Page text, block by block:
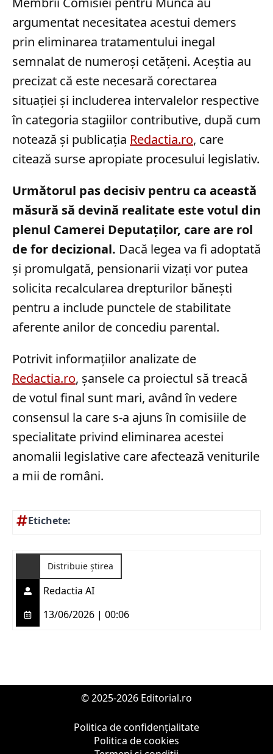
argumentat necesitatea acestui demers
prin eliminarea tratamentului inegal
semnalat de numeroși cetățeni. Aceștia au
precizat că este necesară corectarea
situației și includerea intervalelor respective
în categoria stagiilor contributive, după cum
notează și publicația Redactia.ro, care
citează surse apropiate procesului legislativ.
Următorul pas decisiv pentru ca această
măsură să devină realitate este votul din
plenul Camerei Deputaților, care are rol
de for decizional. Dacă legea va fi adoptată
și promulgată, pensionarii vizați vor putea
solicita recalcularea drepturilor bănești
pentru a include punctele de stabilitate
aferente anilor de concediu parental.
Potrivit informațiilor analizate de
Redactia.ro, șansele ca proiectul să treacă
de votul final sunt mari, având în vedere
consensul la care s-a ajuns în comisiile de
specialitate privind eliminarea acestei
anomalii legislative care afectează veniturile
a mii de români.
Etichete:
Distribuie știrea
Redactia AI
13/06/2026 | 00:06
© 2025-2026 Editorial.ro
Politica de confidențialitate
Politica de cookies